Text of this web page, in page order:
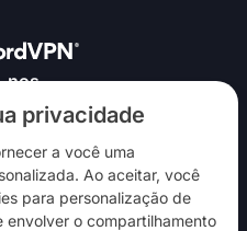
privacidade
a você uma
Ao aceitar, você
para personalização de
envolver o compartilhamento
nos